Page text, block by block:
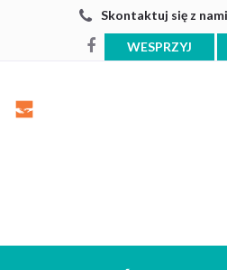
Skontaktuj się z
WESPRZYJ